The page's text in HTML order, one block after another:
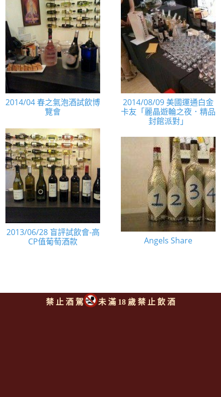
2014/04 春之氣泡酒試飲博
覽會
2014/08/09 美國運通白金
卡友「麗晶遊輪之夜．精品
封館派對」
2013/06/28 盲評試飲會-高
CP值葡萄酒款
Angels Share
禁 止 酒 駕 未 滿 18 歲 禁 止 飲 酒